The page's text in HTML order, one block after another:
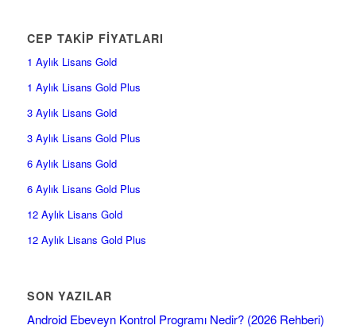
CEP TAKİP FİYATLARI
1 Aylık Lisans Gold
1 Aylık Lisans Gold Plus
3 Aylık Lisans Gold
3 Aylık Lisans Gold Plus
6 Aylık Lisans Gold
6 Aylık Lisans Gold Plus
12 Aylık Lisans Gold
12 Aylık Lisans Gold Plus
SON YAZILAR
Android Ebeveyn Kontrol Programı Nedir? (2026 Rehberi)